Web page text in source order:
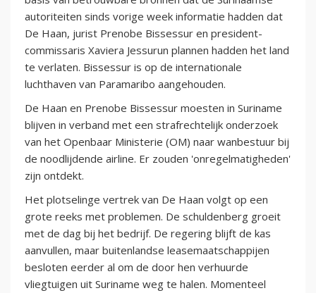
autoriteiten sinds vorige week informatie hadden dat
De Haan, jurist Prenobe Bissessur en president-
commissaris Xaviera Jessurun plannen hadden het land
te verlaten. Bissessur is op de internationale
luchthaven van Paramaribo aangehouden.
De Haan en Prenobe Bissessur moesten in Suriname
blijven in verband met een strafrechtelijk onderzoek
van het Openbaar Ministerie (OM) naar wanbestuur bij
de noodlijdende airline. Er zouden 'onregelmatigheden'
zijn ontdekt.
Het plotselinge vertrek van De Haan volgt op een
grote reeks met problemen. De schuldenberg groeit
met de dag bij het bedrijf. De regering blijft de kas
aanvullen, maar buitenlandse leasemaatschappijen
besloten eerder al om de door hen verhuurde
vliegtuigen uit Suriname weg te halen. Momenteel